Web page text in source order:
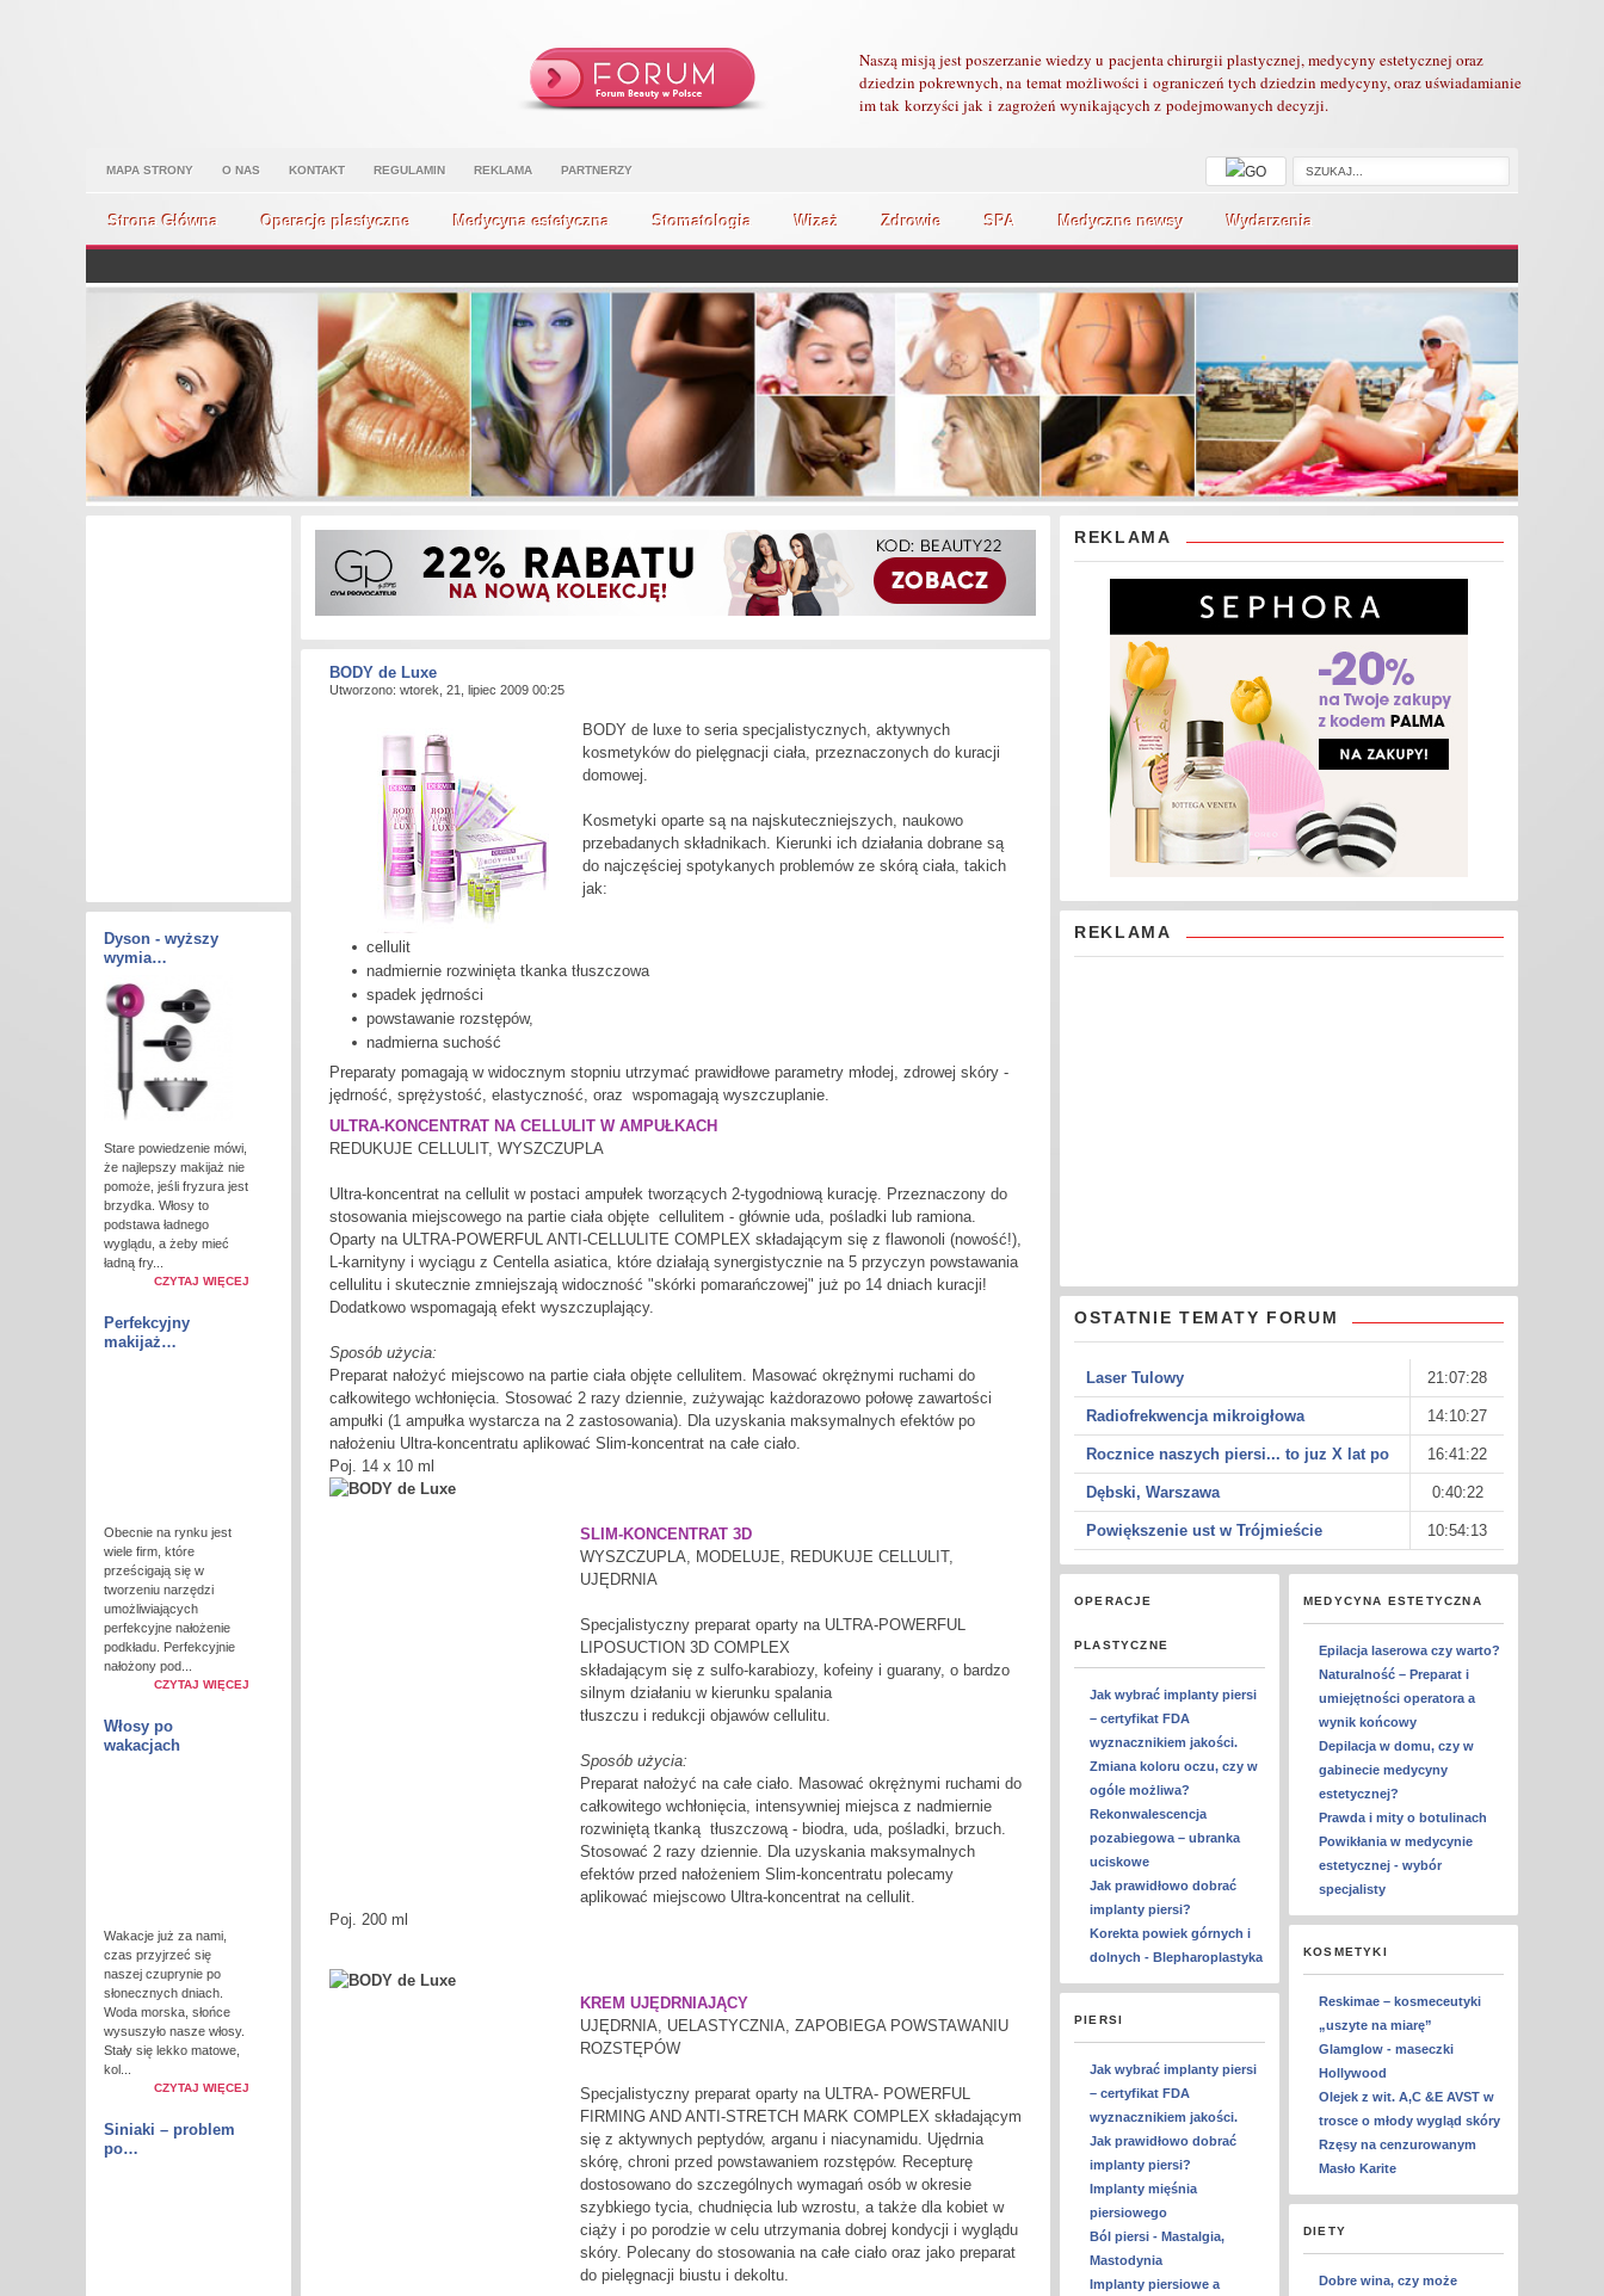
Naszą misją jest poszerzanie wiedzy u pacjenta chirurgii plastycznej, medycyny estetycznej oraz
dziedzin pokrewnych, na temat możliwości i ograniczeń tych dziedzin medycyny, oraz uświadamianie
im tak korzyści jak i zagrożeń wynikających z podejmowanych decyzji.
MAPA STRONY O NAS KONTAKT REGULAMIN REKLAMA PARTNERZY
Strona Główna Operacje plastyczne Medycyna estetyczna Stomatologia Wizaż Zdrowie SPA Medyczne newsy Wydarzenia
Dyson - wyższy
wymia…
Stare powiedzenie mówi,
że najlepszy makijaż nie
pomoże, jeśli fryzura jest
brzydka. Włosy to
podstawa ładnego
wyglądu, a żeby mieć
ładną fry...
CZYTAJ WIĘCEJ
Perfekcyjny
makijaż…
Obecnie na rynku jest
wiele firm, które
prześcigają się w
tworzeniu narzędzi
umożliwiających
perfekcyjne nałożenie
podkładu. Perfekcyjnie
nałożony pod...
CZYTAJ WIĘCEJ
Włosy po
wakacjach
Wakacje już za nami,
czas przyjrzeć się
naszej czuprynie po
słonecznych dniach.
Woda morska, słońce
wysuszyło nasze włosy.
Stały się lekko matowe,
kol...
CZYTAJ WIĘCEJ
Siniaki – problem
po…
BODY de Luxe
Utworzono: wtorek, 21, lipiec 2009 00:25
BODY de luxe to seria specjalistycznych, aktywnych
kosmetyków do pielęgnacji ciała, przeznaczonych do kuracji
domowej.
Kosmetyki oparte są na najskuteczniejszych, naukowo
przebadanych składnikach. Kierunki ich działania dobrane są
do najczęściej spotykanych problemów ze skórą ciała, takich
jak:
cellulit
nadmiernie rozwinięta tkanka tłuszczowa
spadek jędrności
powstawanie rozstępów,
nadmierna suchość
Preparaty pomagają w widocznym stopniu utrzymać prawidłowe parametry młodej, zdrowej skóry -
jędrność, sprężystość, elastyczność, oraz wspomagają wyszczuplanie.
ULTRA-KONCENTRAT NA CELLULIT W AMPUŁKACH
REDUKUJE CELLULIT, WYSZCZUPLA
Ultra-koncentrat na cellulit w postaci ampułek tworzących 2-tygodniową kurację. Przeznaczony do
stosowania miejscowego na partie ciała objęte cellulitem - głównie uda, pośladki lub ramiona.
Oparty na ULTRA-POWERFUL ANTI-CELLULITE COMPLEX składającym się z flawonoli (nowość!),
L-karnityny i wyciągu z Centella asiatica, które działają synergistycznie na 5 przyczyn powstawania
cellulitu i skutecznie zmniejszają widoczność "skórki pomarańczowej" już po 14 dniach kuracji!
Dodatkowo wspomagają efekt wyszczuplający.
Sposób użycia:
Preparat nałożyć miejscowo na partie ciała objęte cellulitem. Masować okrężnymi ruchami do
całkowitego wchłonięcia. Stosować 2 razy dziennie, zużywając każdorazowo połowę zawartości
ampułki (1 ampułka wystarcza na 2 zastosowania). Dla uzyskania maksymalnych efektów po
nałożeniu Ultra-koncentratu aplikować Slim-koncentrat na całe ciało.
Poj. 14 x 10 ml
SLIM-KONCENTRAT 3D
WYSZCZUPLA, MODELUJE, REDUKUJE CELLULIT,
UJĘDRNIA
Specjalistyczny preparat oparty na ULTRA-POWERFUL
LIPOSUCTION 3D COMPLEX
składającym się z sulfo-karabiozy, kofeiny i guarany, o bardzo
silnym działaniu w kierunku spalania
tłuszczu i redukcji objawów cellulitu.
Sposób użycia:
Preparat nałożyć na całe ciało. Masować okrężnymi ruchami do
całkowitego wchłonięcia, intensywniej miejsca z nadmiernie
rozwiniętą tkanką tłuszczową - biodra, uda, pośladki, brzuch.
Stosować 2 razy dziennie. Dla uzyskania maksymalnych
efektów przed nałożeniem Slim-koncentratu polecamy
aplikować miejscowo Ultra-koncentrat na cellulit.
Poj. 200 ml
KREM UJĘDRNIAJĄCY
UJĘDRNIA, UELASTYCZNIA, ZAPOBIEGA POWSTAWANIU
ROZSTĘPÓW
Specjalistyczny preparat oparty na ULTRA- POWERFUL
FIRMING AND ANTI-STRETCH MARK COMPLEX składającym
się z aktywnych peptydów, arganu i niacynamidu. Ujędrnia
skórę, chroni przed powstawaniem rozstępów. Recepturę
dostosowano do szczególnych wymagań osób w okresie
szybkiego tycia, chudnięcia lub wzrostu, a także dla kobiet w
ciąży i po porodzie w celu utrzymania dobrej kondycji i wyglądu
skóry. Polecany do stosowania na całe ciało oraz jako preparat
do pielęgnacji biustu i dekoltu.
REKLAMA
REKLAMA
OSTATNIE TEMATY FORUM
Laser Tulowy 21:07:28
Radiofrekwencja mikroigłowa 14:10:27
Rocznice naszych piersi... to juz X lat po 16:41:22
Dębski, Warszawa 0:40:22
Powiększenie ust w Trójmieście 10:54:13
OPERACJE
PLASTYCZNE
Jak wybrać implanty piersi
– certyfikat FDA
wyznacznikiem jakości.
Zmiana koloru oczu, czy w
ogóle możliwa?
Rekonwalescencja
pozabiegowa – ubranka
uciskowe
Jak prawidłowo dobrać
implanty piersi?
Korekta powiek górnych i
dolnych - Blepharoplastyka
PIERSI
Jak wybrać implanty piersi
– certyfikat FDA
wyznacznikiem jakości.
Jak prawidłowo dobrać
implanty piersi?
Implanty mięśnia
piersiowego
Ból piersi - Mastalgia,
Mastodynia
Implanty piersiowe a
MEDYCYNA ESTETYCZNA
Epilacja laserowa czy warto?
Naturalność – Preparat i
umiejętności operatora a
wynik końcowy
Depilacja w domu, czy w
gabinecie medycyny
estetycznej?
Prawda i mity o botulinach
Powikłania w medycynie
estetycznej - wybór
specjalisty
KOSMETYKI
Reskimae – kosmeceutyki
„uszyte na miarę”
Glamglow - maseczki
Hollywood
Olejek z wit. A,C &E AVST w
trosce o młody wygląd skóry
Rzęsy na cenzurowanym
Masło Karite
DIETY
Dobre wina, czy może